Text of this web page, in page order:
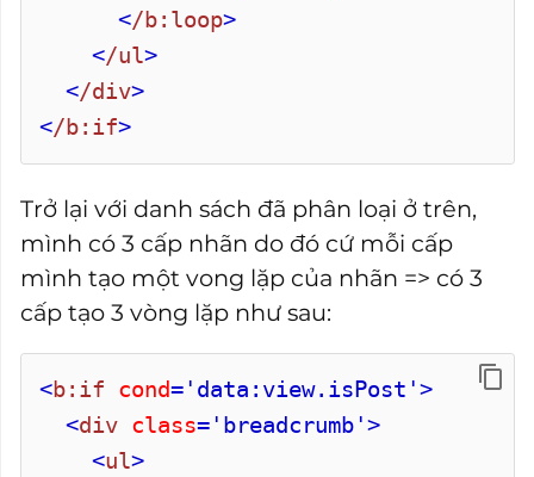
</b:loop>
</ul>
</div>
</b:if>
Trở lại với danh sách đã phân loại ở trên,
mình có 3 cấp nhãn do đó cứ mỗi cấp
mình tạo một vong lặp của nhãn => có 3
cấp tạo 3 vòng lặp như sau:
<b:if cond='data:view.isPost'>
<div class='breadcrumb'>
<ul>